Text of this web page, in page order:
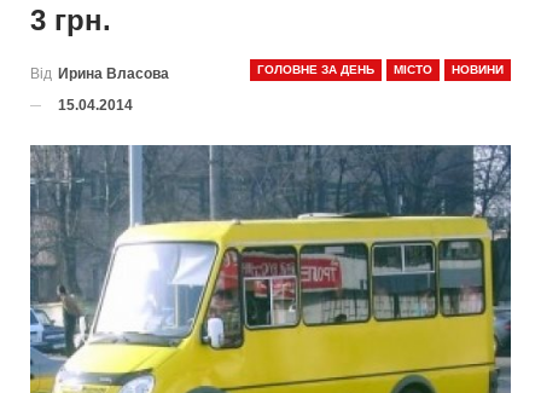
3 грн.
ГОЛОВНЕ ЗА ДЕНЬ МІСТО НОВИНИ
Від Ирина Власова
15.04.2014